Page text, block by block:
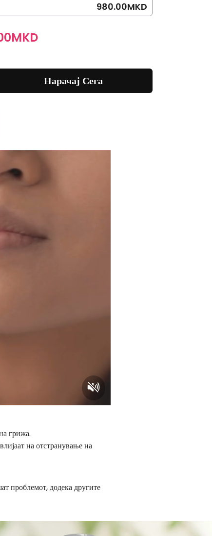
980.00MKD
MKD
Нарачај Сега
грижа.
на отстранување на
проблемот, додека другите